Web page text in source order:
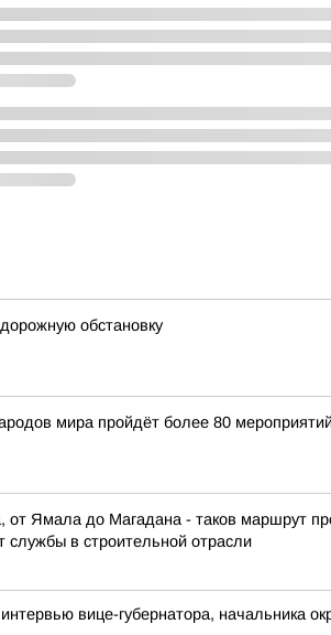
обстановку
мира пройдёт более 80
от Ямала до Магадана - таков маршрут
службы в строительной отрасли
вице-губернатора, начальника